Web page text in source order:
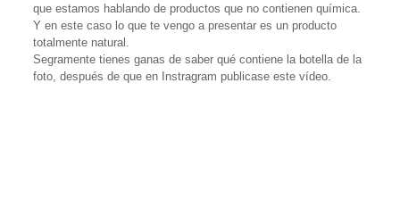
que estamos hablando de productos que no contienen química.
Y en este caso lo que te vengo a presentar es un producto
totalmente natural.
Segramente tienes ganas de saber qué contiene la botella de la
foto, después de que en Instragram publicase este vídeo.